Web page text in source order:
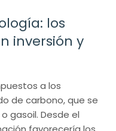
los
inversión y
a los
de carbono, que se
gasoil. Desde el